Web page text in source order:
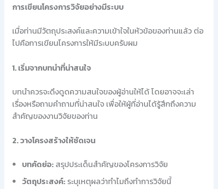
การเขียนโครงการวิจัยอย่างมีระบบ
เมื่อท่านมีวัตถุประสงค์และความเข้าใจในหัวข้อของท่านแล้ว ต่อ
ไปคือการเขียนโครงการให้มีระบบครับผม
1. เริ่มจากบทนำที่น่าสนใจ
บทนำควรจะดึงดูดความสนใจของผู้อ่านให้ได้ โดยอาจจะเล่า
เรื่องหรือถามคำถามที่น่าสนใจ เพื่อให้ผู้ที่อ่านได้รู้สึกถึงความ
สำคัญของงานวิจัยของท่าน
2. วางโครงสร้างให้ชัดเจน
บทคัดย่อ:สรุปประเด็นสำคัญของโครงการวิจัย
วัตถุประสงค์:ระบุเหตุผลว่าทำไมถึงทำการวิจัยนี้